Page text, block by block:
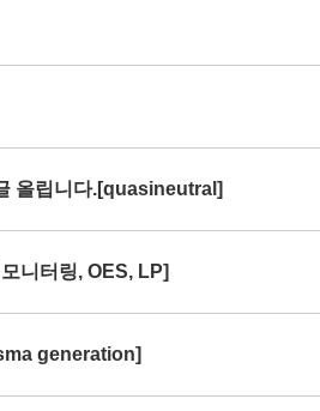
올립니다.[quasineutral]
니터링, OES, LP]
generation]